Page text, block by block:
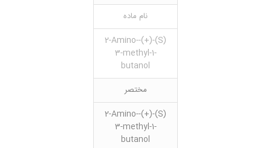
نام ماده
(S)-(+)-2-Amino-
3-methyl-1-
butanol
مختصر
(S)-(+)-2-Amino-
3-methyl-1-
butanol